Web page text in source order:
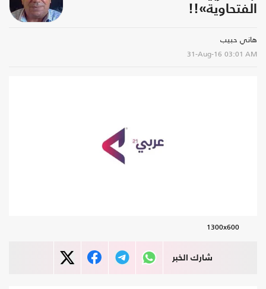
الفتحاوية»!!
هاني حبيب
31-Aug-16 03:01 AM
1300x600
شارك الخبر